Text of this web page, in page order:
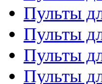
Пульты
Пульты
Пульты
Пульты